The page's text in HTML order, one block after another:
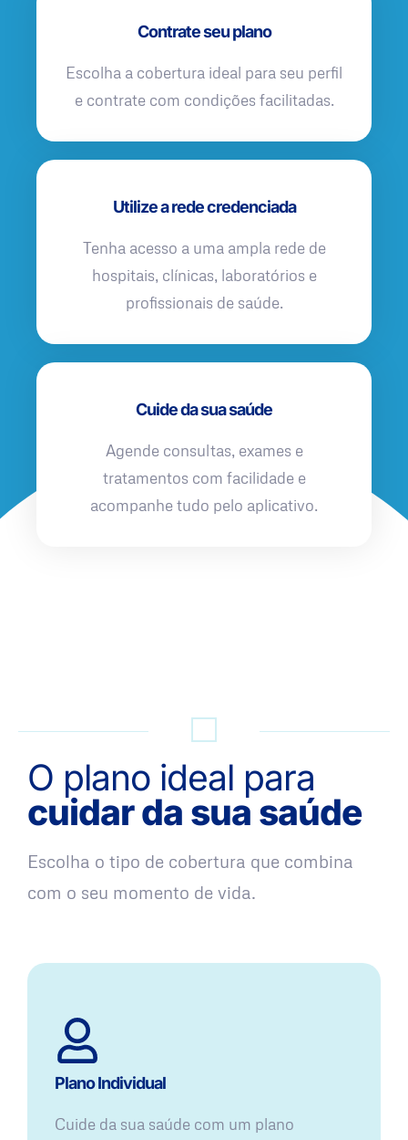
Contrate seu plano
Escolha a cobertura ideal para seu perfil
e contrate com condições facilitadas.
Utilize a rede credenciada
Tenha acesso a uma ampla rede de
hospitais, clínicas, laboratórios e
profissionais de saúde.
Cuide da sua saúde
Agende consultas, exames e
tratamentos com facilidade e
acompanhe tudo pelo aplicativo.
O plano ideal para
cuidar da sua saúde
Escolha o tipo de cobertura que combina
com o seu momento de vida.
Plano Individual
Cuide da sua saúde com um plano